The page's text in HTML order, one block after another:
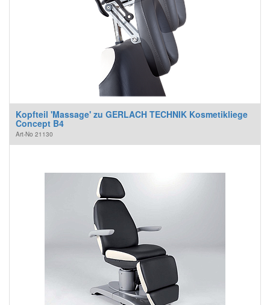
Kopfteil 'Massage' zu GERLACH TECHNIK Kosmetikliege
Concept B4
Art-No 21130